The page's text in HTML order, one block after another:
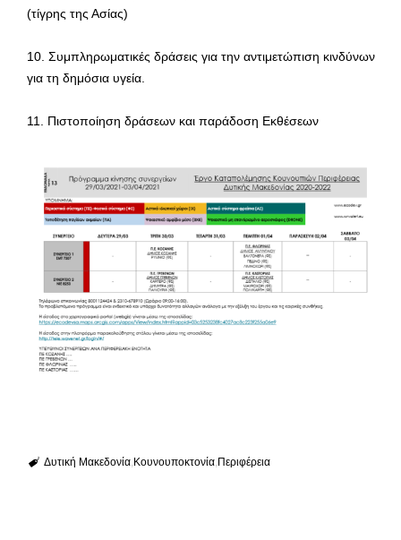
(τίγρης της Ασίας)
10. Συμπληρωματικές δράσεις για την αντιμετώπιση κινδύνων
για τη δημόσια υγεία.
11. Πιστοποίηση δράσεων και παράδοση Εκθέσεων
Δυτική Μακεδονία Κουνουποκτονία Περιφέρεια